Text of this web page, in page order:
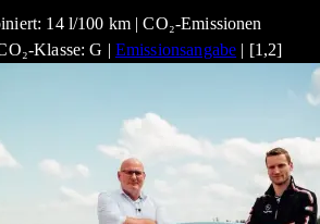
14 l/100 km | CO₂-Emissionen
Klasse: G | Emissionsangabe | [1,2]